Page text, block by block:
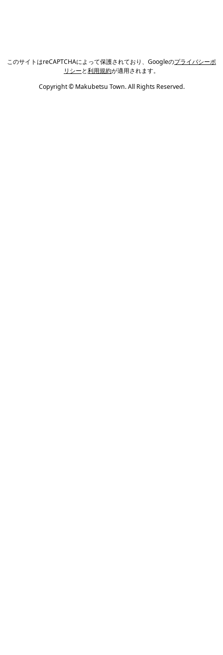
このサイトはreCAPTCHAによって保護されており、Googleのプライバシーポ
リシーと利用規約が適用されます。
Copyright © Makubetsu Town. All Rights Reserved.